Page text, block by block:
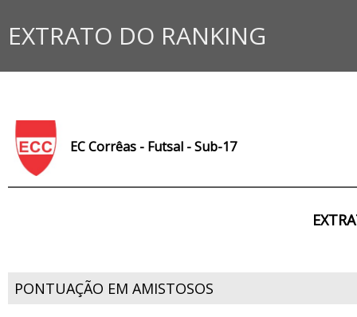
EXTRATO DO RANKING
EC Corrêas - Futsal - Sub-17
PONTUAÇÃO EM AMISTOSOS